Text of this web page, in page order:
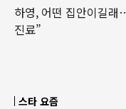
하영, 어떤 집안이길
진료”
스타 요즘